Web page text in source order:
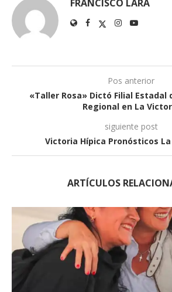
FRANCISCO LARA
Pos anterior
«Taller Rosa» Dictó Filial Estadal
Regional en La
siguiente post
Victoria Hípica Pronósticos
ARTÍCULOS